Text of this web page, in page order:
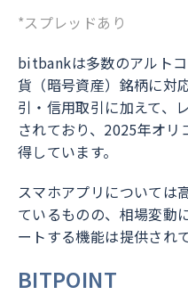
*スプレッドあり
bitbankは多数のアルト
貨（暗号資産）銘柄に対
引・信用取引に加えて、
されており、2025年オ
得しています。
スマホアプリについては
ているものの、相場変動
ートする機能は提供され
BITPOINT